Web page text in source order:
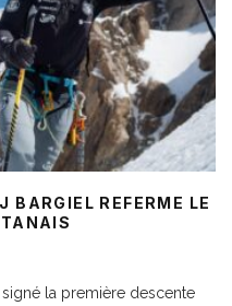
BARGIEL REFERME LE
signé la première descente